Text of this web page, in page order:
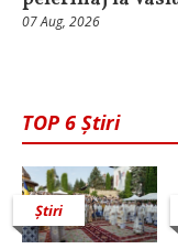
07 Aug, 2026
TOP 6 Știri
Știri